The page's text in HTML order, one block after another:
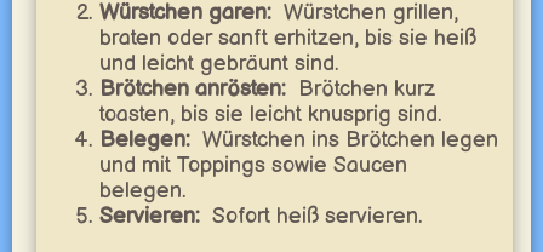
Würstchen garen: Würstchen grillen,
braten oder sanft erhitzen, bis sie heiß
und leicht gebräunt sind.
Brötchen anrösten: Brötchen kurz
toasten, bis sie leicht knusprig sind.
Belegen: Würstchen ins Brötchen legen
und mit Toppings sowie Saucen
belegen.
Servieren: Sofort heiß servieren.